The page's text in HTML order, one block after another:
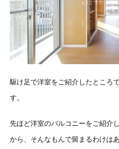
駆け足で洋室をご紹介したところ
す。
先ほど洋室のバルコニーをご紹介
から、そんなもんで留まるわけはあ